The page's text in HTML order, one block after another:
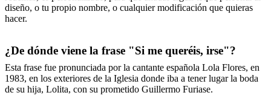
diseño, o tu propio nombre, o cualquier modificación que quieras
hacer.
¿De dónde viene la frase "Si me queréis, irse"?
Esta frase fue pronunciada por la cantante española Lola Flores, en
1983, en los exteriores de la Iglesia donde iba a tener lugar la boda
de su hija, Lolita, con su prometido Guillermo Furiase.